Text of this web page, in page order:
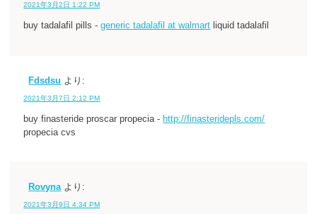
2021年3月2日 1:22 PM
buy tadalafil pills -generic tadalafil at walmart liquid tadalafil
Fdsdsu より:
2021年3月7日 2:12 PM
buy finasteride proscar propecia - http://finasteridepls.com/
propecia cvs
Rovyna より:
2021年3月9日 4:34 PM